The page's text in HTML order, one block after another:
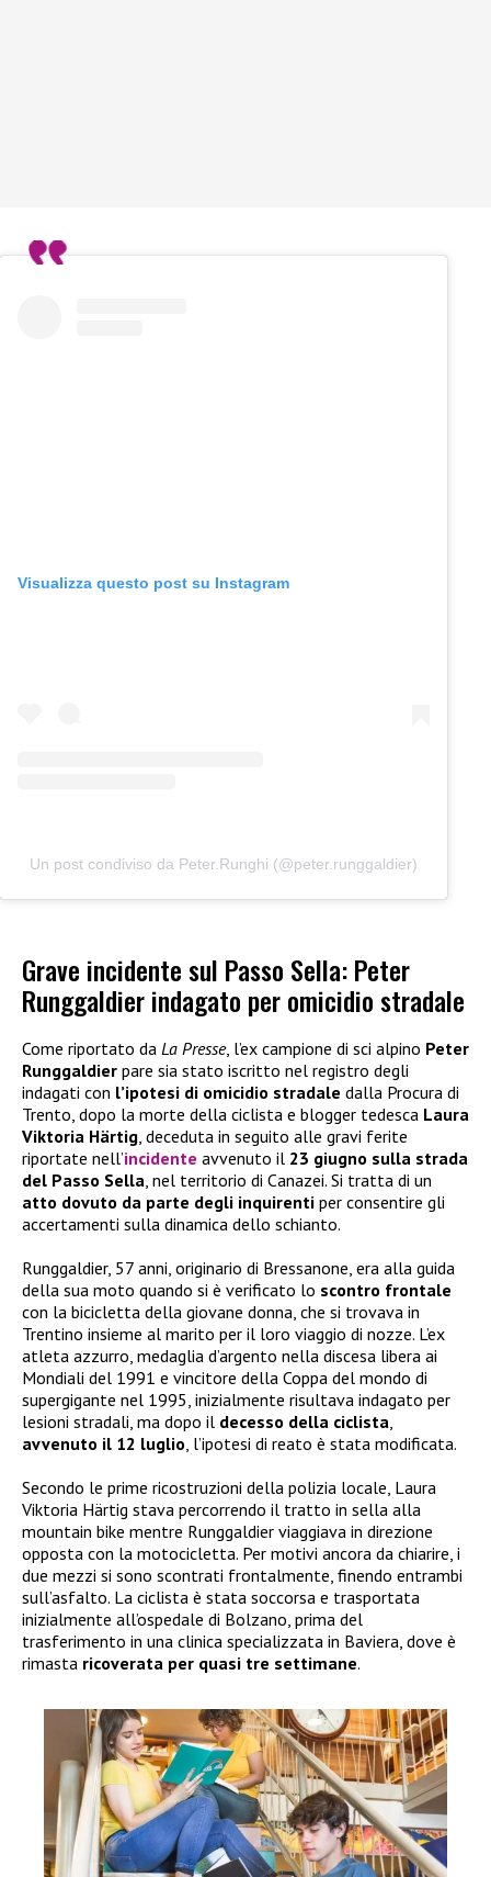
Visualizza questo post su Instagram
Un post condiviso da Peter.Runghi (@peter.runggaldier)
Grave incidente sul Passo Sella: Peter
Runggaldier indagato per omicidio stradale
Come riportato da La Presse, l’ex campione di sci alpino Peter
Runggaldier pare sia stato iscritto nel registro degli
indagati con l’ipotesi di omicidio stradale dalla Procura di
Trento, dopo la morte della ciclista e blogger tedesca Laura
Viktoria Härtig, deceduta in seguito alle gravi ferite
riportate nell’incidente avvenuto il 23 giugno sulla strada
del Passo Sella, nel territorio di Canazei. Si tratta di un
atto dovuto da parte degli inquirenti per consentire gli
accertamenti sulla dinamica dello schianto.
Runggaldier, 57 anni, originario di Bressanone, era alla guida
della sua moto quando si è verificato lo scontro frontale
con la bicicletta della giovane donna, che si trovava in
Trentino insieme al marito per il loro viaggio di nozze. L’ex
atleta azzurro, medaglia d’argento nella discesa libera ai
Mondiali del 1991 e vincitore della Coppa del mondo di
supergigante nel 1995, inizialmente risultava indagato per
lesioni stradali, ma dopo il decesso della ciclista,
avvenuto il 12 luglio, l’ipotesi di reato è stata modificata.
Secondo le prime ricostruzioni della polizia locale, Laura
Viktoria Härtig stava percorrendo il tratto in sella alla
mountain bike mentre Runggaldier viaggiava in direzione
opposta con la motocicletta. Per motivi ancora da chiarire, i
due mezzi si sono scontrati frontalmente, finendo entrambi
sull’asfalto. La ciclista è stata soccorsa e trasportata
inizialmente all’ospedale di Bolzano, prima del
trasferimento in una clinica specializzata in Baviera, dove è
rimasta ricoverata per quasi tre settimane.